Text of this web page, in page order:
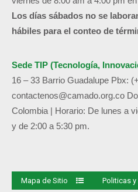
Los días sábados no se
hábiles para el conteo de
Sede TIP (Tecnología,
16 – 33 Barrio Guadalupe Pbx:
contactenos@camado.org.co
Colombia | Horario: De lunes a
y de 2:00 a 5:30 pm.
Mapa de Sitio Politicas